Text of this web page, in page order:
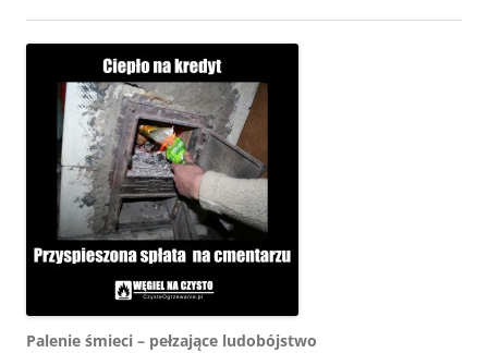
Palenie śmieci – pełzające ludobójstwo